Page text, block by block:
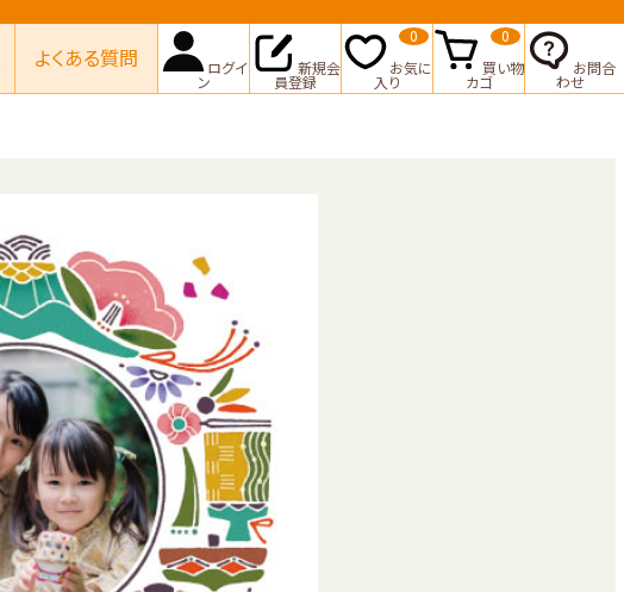
よくある質問 ログイ
ン
新規会
員登録
お気に
入り
0
買い物
カゴ
0
お問合
わせ